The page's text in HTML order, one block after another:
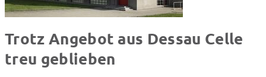
Trotz Angebot aus Dessau Celle
treu geblieben